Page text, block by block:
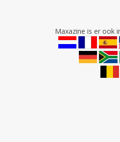
Maxazine is er ook